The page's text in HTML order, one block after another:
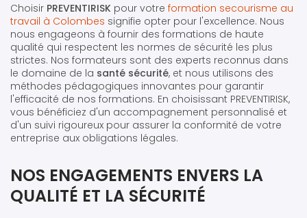
Choisir PREVENTIRISK pour votre formation secourisme au
travail à Colombes signifie opter pour l'excellence. Nous
nous engageons à fournir des formations de haute
qualité qui respectent les normes de sécurité les plus
strictes. Nos formateurs sont des experts reconnus dans
le domaine de la santé sécurité, et nous utilisons des
méthodes pédagogiques innovantes pour garantir
l'efficacité de nos formations. En choisissant PREVENTIRISK,
vous bénéficiez d'un accompagnement personnalisé et
d'un suivi rigoureux pour assurer la conformité de votre
entreprise aux obligations légales.
NOS ENGAGEMENTS ENVERS LA
QUALITÉ ET LA SÉCURITÉ